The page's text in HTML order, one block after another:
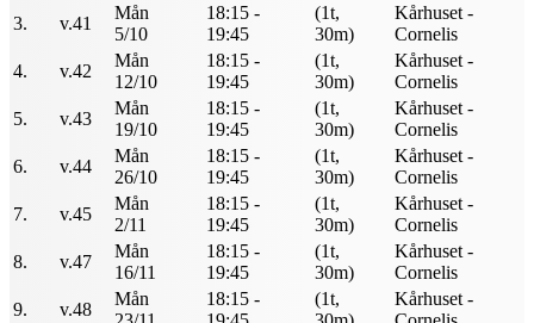
3.
v.41
Mån
5/10
18:15 -
19:45
(1t,
30m)
Kårhuset -
Cornelis
4.
v.42
Mån
12/10
18:15 -
19:45
(1t,
30m)
Kårhuset -
Cornelis
5.
v.43
Mån
19/10
18:15 -
19:45
(1t,
30m)
Kårhuset -
Cornelis
6.
v.44
Mån
26/10
18:15 -
19:45
(1t,
30m)
Kårhuset -
Cornelis
7.
v.45
Mån
2/11
18:15 -
19:45
(1t,
30m)
Kårhuset -
Cornelis
8.
v.47
Mån
16/11
18:15 -
19:45
(1t,
30m)
Kårhuset -
Cornelis
9.
v.48
Mån
18:15 -
(1t,
Kårhuset -